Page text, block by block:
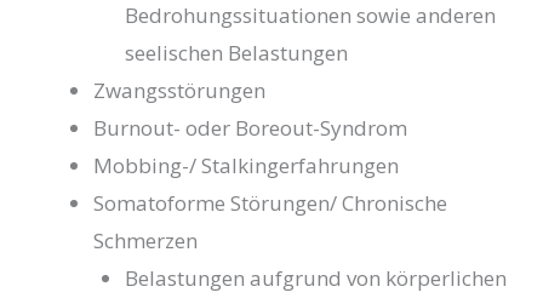
Bedrohungssituationen sowie anderen
seelischen Belastungen
Zwangsstörungen
Burnout- oder Boreout-Syndrom
Mobbing-/ Stalkingerfahrungen
Somatoforme Störungen/ Chronische
Schmerzen
Belastungen aufgrund von körperlichen